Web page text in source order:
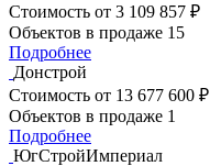
Стоимость от 3 109 857 ₽
Объектов в продаже 15
Подробнее
Донстрой
Стоимость от 13 677 600 ₽
Объектов в продаже 1
Подробнее
ЮгСтройИмпериал